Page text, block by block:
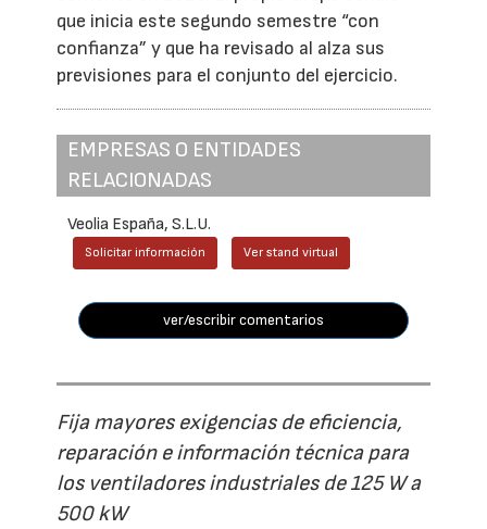
que inicia este segundo semestre “con
confianza” y que ha revisado al alza sus
previsiones para el conjunto del ejercicio.
EMPRESAS O ENTIDADES
RELACIONADAS
Veolia España, S.L.U.
Solicitar información Ver stand virtual
ver/escribir comentarios
Fija mayores exigencias de eficiencia,
reparación e información técnica para
los ventiladores industriales de 125 W a
500 kW